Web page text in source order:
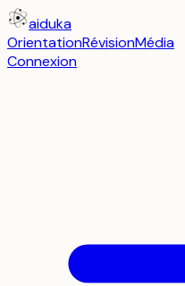
aiduka
OrientationRévisionMédia
Connexion